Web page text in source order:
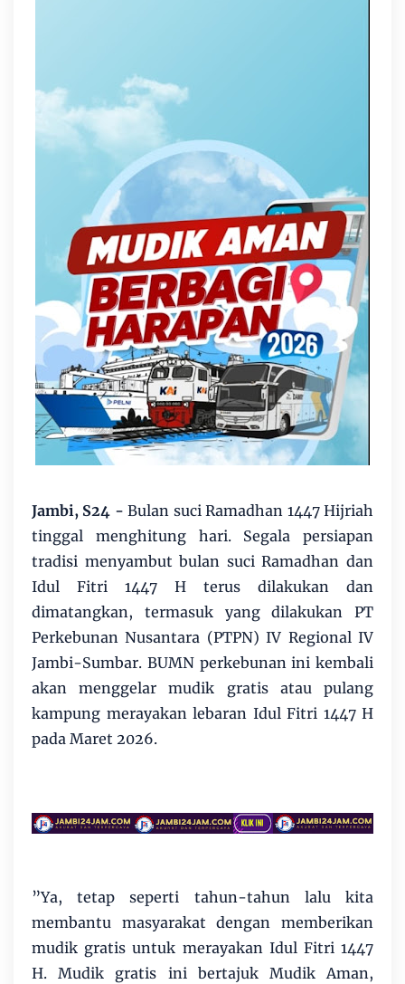
Jambi, S24 -Bulan suci Ramadhan 1447 Hijriah
tinggal menghitung hari. Segala persiapan
tradisi menyambut bulan suci Ramadhan dan
Idul Fitri 1447 H terus dilakukan dan
dimatangkan, termasuk yang dilakukan PT
Perkebunan Nusantara (PTPN) IV Regional IV
Jambi-Sumbar. BUMN perkebunan ini kembali
akan menggelar mudik gratis atau pulang
kampung merayakan lebaran Idul Fitri 1447 H
pada Maret 2026.
”Ya, tetap seperti tahun-tahun lalu kita
membantu masyarakat dengan memberikan
mudik gratis untuk merayakan Idul Fitri 1447
H. Mudik gratis ini bertajuk Mudik Aman,